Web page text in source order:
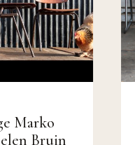
Marko
Bruin